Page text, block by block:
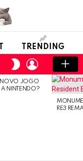
TRENDING
SWITCH
SKIN
LOGIN
NOVO JOGO
A NINTENDO?
RE3